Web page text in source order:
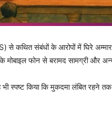
कथित संबंधों के आरोपों में घिरे अम्मार
फोन से बरामद सामग्री और
स्पष्ट किया कि मुकदमा लंबित रहने